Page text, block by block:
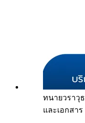
ทนายวราวุธ
และเอกสาร